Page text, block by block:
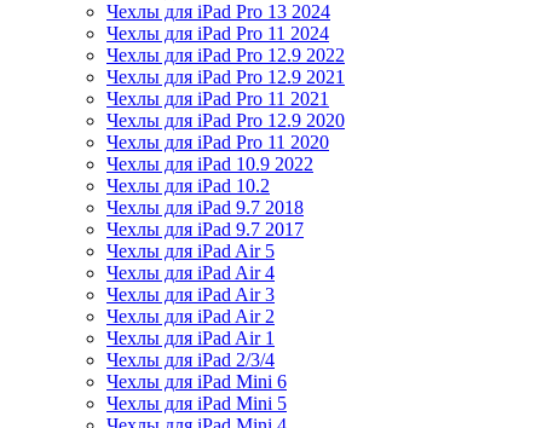
Чехлы для iPad Pro 13 2024
Чехлы для iPad Pro 11 2024
Чехлы для iPad Pro 12.9 2022
Чехлы для iPad Pro 12.9 2021
Чехлы для iPad Pro 11 2021
Чехлы для iPad Pro 12.9 2020
Чехлы для iPad Pro 11 2020
Чехлы для iPad 10.9 2022
Чехлы для iPad 10.2
Чехлы для iPad 9.7 2018
Чехлы для iPad 9.7 2017
Чехлы для iPad Air 5
Чехлы для iPad Air 4
Чехлы для iPad Air 3
Чехлы для iPad Air 2
Чехлы для iPad Air 1
Чехлы для iPad 2/3/4
Чехлы для iPad Mini 6
Чехлы для iPad Mini 5